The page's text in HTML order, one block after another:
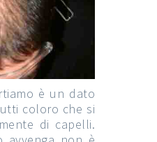
è un dato
coloro che si
di capelli.